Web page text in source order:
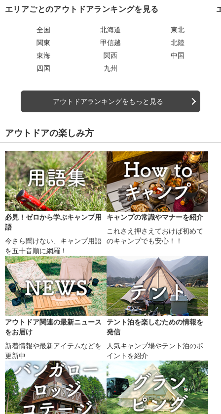
エリアごとのアウトドアランキングを見る
全国 北海道
東北
関東
甲信越
北陸
東海
関西
中国
四国
九州
アウトドアランキングをもっと見る
アウトドアの楽しみ方
必見！ゼロから学ぶキャンプ用
語
今さら聞けない、キャンプ用語
を五十音順に網羅！
キャンプの常識やマナーを紹介
これさえ押さえておけば初めて
のキャンプでも安心！！
アウトドア関連の最新ニュース
をお届け
新着情報や最新アイテムなどを
更新中
テント泊を楽しむための情報を
発信
人気キャンプ場やテント泊のポ
イントを紹介